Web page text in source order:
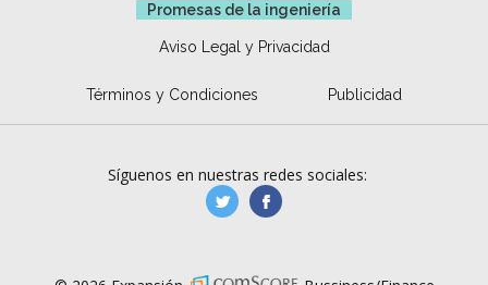
Promesas de la ingeniería
Aviso Legal y Privacidad
Términos y Condiciones Publicidad
Síguenos en nuestras redes sociales:
manufacturaGE